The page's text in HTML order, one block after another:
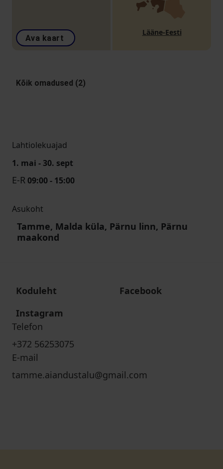
Ava kaart
Lääne-Eesti
Kõik omadused (2)
Lahtiolekuajad
1. mai - 30. sept
E-R 09:00 - 15:00
Asukoht
Tamme, Malda küla, Pärnu linn, Pärnu
maakond
Koduleht
Facebook
Instagram
Telefon
+372 56253075
E-mail
tamme.aiandustalu@gmail.com